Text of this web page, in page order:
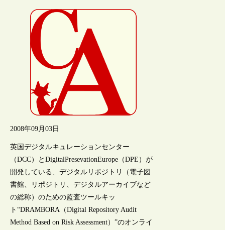
2008年09月03日
英国デジタルキュレーションセンター
（DCC）とDigitalPresevationEurope（DPE）が
開発している、デジタルリポジトリ（電子図
書館、リポジトリ、デジタルアーカイブなど
の総称）のための監査ツールキッ
ト“DRAMBORA（Digital Repository Audit
Method Based on Risk Assessment）”のオンライ